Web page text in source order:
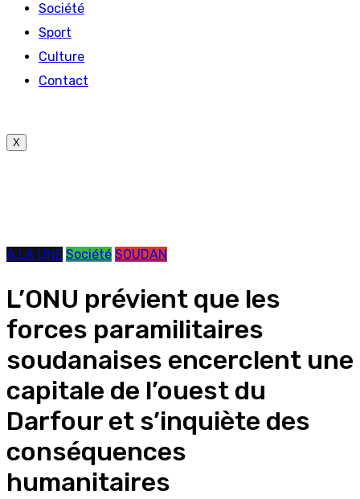
Société
Sport
Culture
Contact
X
A LA UNE Société SOUDAN
L’ONU prévient que les
forces paramilitaires
soudanaises encerclent une
capitale de l’ouest du
Darfour et s’inquiète des
conséquences
humanitaires